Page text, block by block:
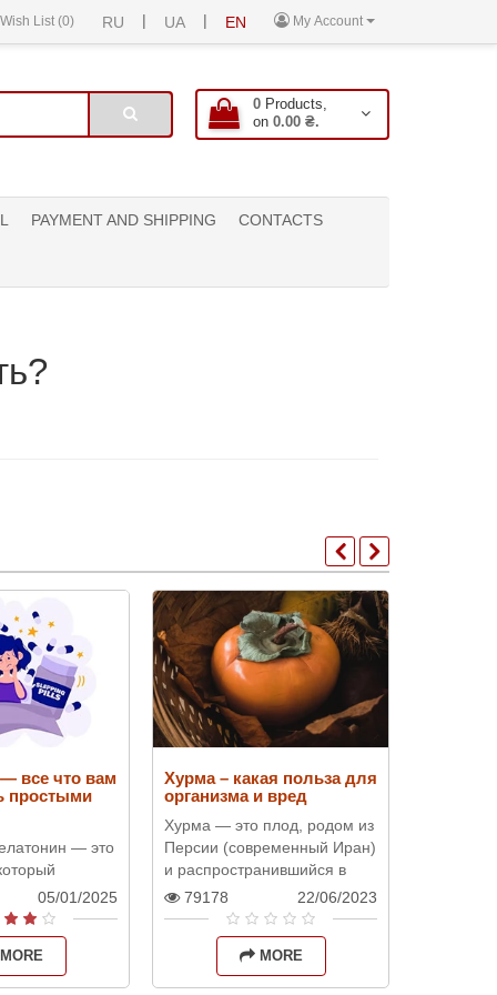
My Account
RU | UA | EN
Wish List (0)
0 Products,
on 0.00 ₴.
PAYMENT AND SHIPPING CONTACTS
все что вам
простыми
— это
в эпифизе,
в кровоток.
в
05/01/2025
MORE
Хурма – какая польза для
организма и вред
Хурма — это плод, родом из
Персии (современный Иран)
и распространившийся в
Индии, Китае и некоторых
других странах Азии.
Постепенно хурма
распростран..
79178 22/06/2023
MORE